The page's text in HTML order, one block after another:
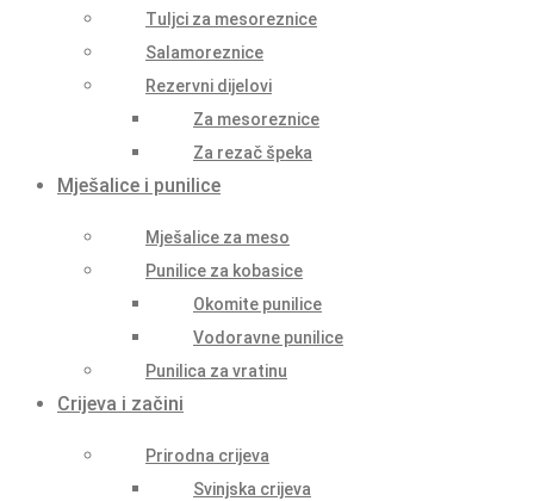
Tuljci za mesoreznice
Salamoreznice
Rezervni dijelovi
Za mesoreznice
Za rezač špeka
Mješalice i punilice
Mješalice za meso
Punilice za kobasice
Okomite punilice
Vodoravne punilice
Punilica za vratinu
Crijeva i začini
Prirodna crijeva
Svinjska crijeva